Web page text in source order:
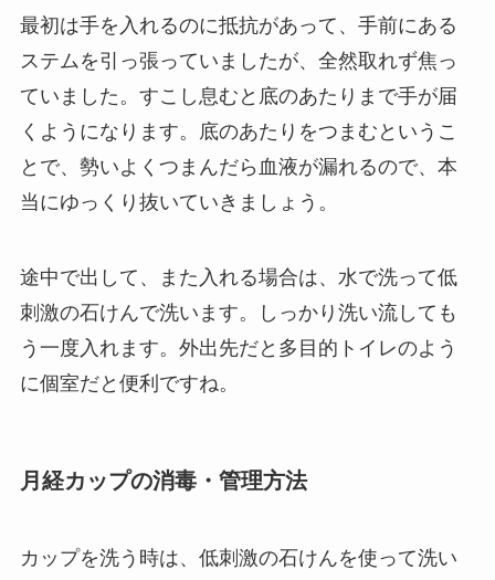
最初は手を入れるのに抵抗があって、手前にある
ステムを引っ張っていましたが、全然取れず焦っ
ていました。すこし息むと底のあたりまで手が届
くようになります。底のあたりをつまむというこ
とで、勢いよくつまんだら血液が漏れるので、本
当にゆっくり抜いていきましょう。
途中で出して、また入れる場合は、水で洗って低
刺激の石けんで洗います。しっかり洗い流しても
う一度入れます。外出先だと多目的トイレのよう
に個室だと便利ですね。
月経カップの消毒・管理方法
カップを洗う時は、低刺激の石けんを使って洗い